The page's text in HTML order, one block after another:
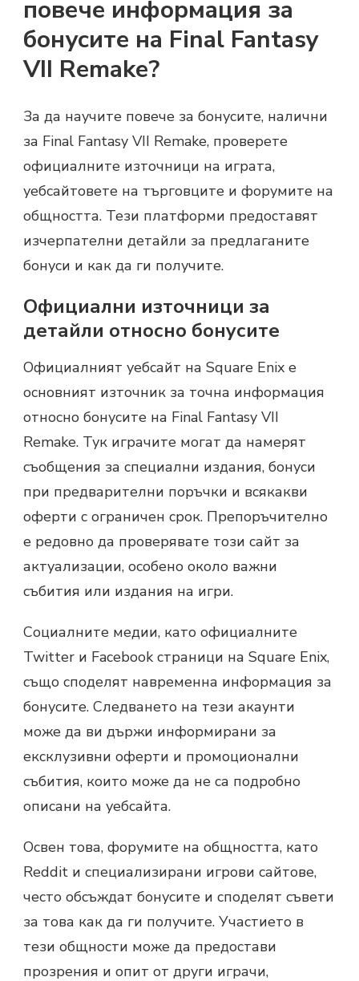
повече информация за
бонусите на Final Fantasy
VII Remake?
За да научите повече за бонусите, налични
за Final Fantasy VII Remake, проверете
официалните източници на играта,
уебсайтовете на търговците и форумите на
общността. Тези платформи предоставят
изчерпателни детайли за предлаганите
бонуси и как да ги получите.
Официални източници за
детайли относно бонусите
Официалният уебсайт на Square Enix е
основният източник за точна информация
относно бонусите на Final Fantasy VII
Remake. Тук играчите могат да намерят
съобщения за специални издания, бонуси
при предварителни поръчки и всякакви
оферти с ограничен срок. Препоръчително
е редовно да проверявате този сайт за
актуализации, особено около важни
събития или издания на игри.
Социалните медии, като официалните
Twitter и Facebook страници на Square Enix,
също споделят навременна информация за
бонусите. Следването на тези акаунти
може да ви държи информирани за
ексклузивни оферти и промоционални
събития, които може да не са подробно
описани на уебсайта.
Освен това, форумите на общността, като
Reddit и специализирани игрови сайтове,
често обсъждат бонусите и споделят съвети
за това как да ги получите. Участието в
тези общности може да предостави
прозрения и опит от други играчи,